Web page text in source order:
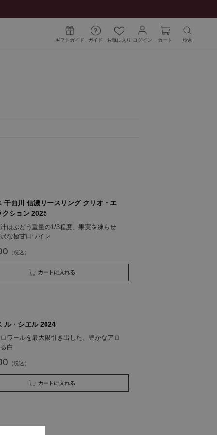
ギフトガイド ガイド お気に入り ログイン カート 検索
千曲川 信濃リースリング クリオ・エ
クション 2025
はぶどう重量の1/3程度、果実を凍らせ
な極甘口ワイン
買い物かごへ入れる
ル・シエル 2024
ワールを最大限引き出した、豊かなアロ
白
買い物かごへ入れる